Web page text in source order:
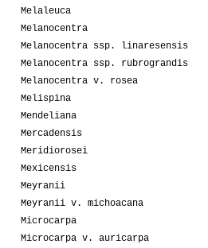
Melaleuca
Melanocentra
Melanocentra ssp. linaresensis
Melanocentra ssp. rubrograndis
Melanocentra v. rosea
Melispina
Mendeliana
Mercadensis
Meridiorosei
Mexicensis
Meyranii
Meyranii v. michoacana
Microcarpa
Microcarpa v. auricarpa